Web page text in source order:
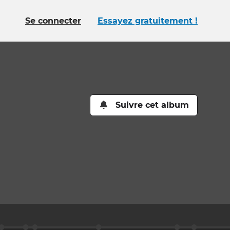
Se connecter Essayez gratuitement !
Suivre cet album